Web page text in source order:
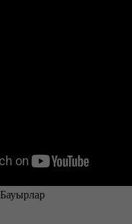
Бауырлар